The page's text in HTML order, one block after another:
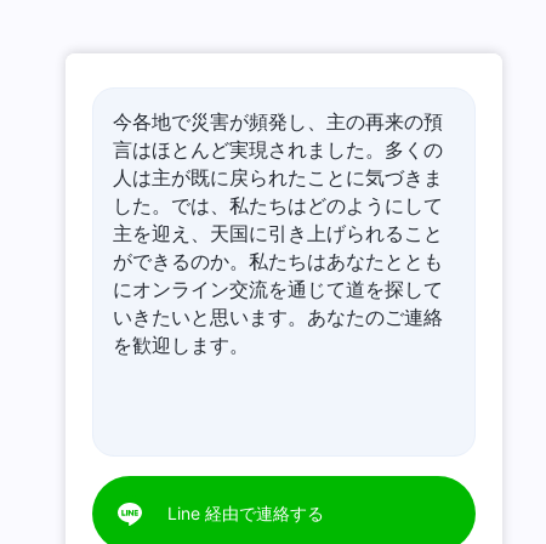
今各地で災害が頻発し、主の再来の預
言はほとんど実現されました。多くの
人は主が既に戻られたことに気づきま
した。では、私たちはどのようにして
主を迎え、天国に引き上げられること
ができるのか。私たちはあなたととも
にオンライン交流を通じて道を探して
いきたいと思います。あなたのご連絡
を歓迎します。
Line 経由で連絡する